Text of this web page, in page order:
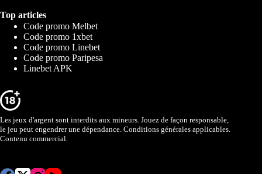
Top articles
Code promo Melbet
Code promo 1xbet
Code promo Linebet
Code promo Paripesa
Linebet APK
Les jeux d'argent sont interdits aux mineurs. Jouez de façon responsable,
le jeu peut engendrer une dépendance. Conditions générales applicables.
Contenu commercial.